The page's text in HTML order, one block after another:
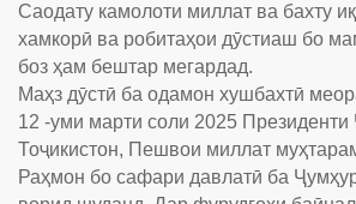
Саодату камолоти миллат ва бахту
хамкорӣ ва робитаҳои дӯстиаш бо
боз ҳам бештар мегардад.
Маҳз дӯстӣ ба одамон хушбахтӣ
12 -уми марти соли 2025 Президенти
Тоҷикистон, Пешвои миллат
Раҳмон бо сафари давлатӣ ба